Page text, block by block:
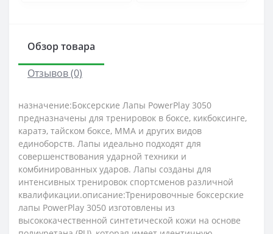
Обзор товара
Отзывов (0)
назначение:Боксерские Лапы PowerPlay 3050
предназначены для тренировок в боксе, кикбоксинге,
каратэ, тайском боксе, MMA и других видов
единоборств. Лапы идеально подходят для
совершенствования ударной техники и
комбинированных ударов. Лапы созданы для
интенсивных тренировок спортсменов различной
квалификации.описание:Тренировочные боксерские
лапы PowerPlay 3050 изготовлены из
высококачественной синтетической кожи на основе